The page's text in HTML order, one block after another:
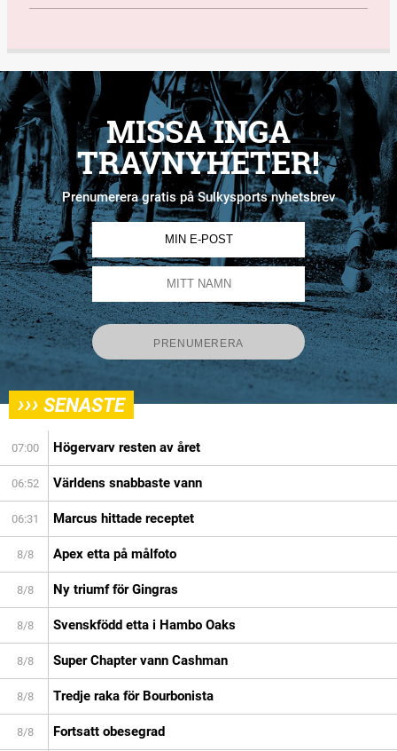
MISSA INGA
TRAVNYHETER!
Prenumerera gratis på Sulkysports nyhetsbrev
››› SENASTE
07:00 Högervarv resten av året
06:52 Världens snabbaste vann
06:31 Marcus hittade receptet
8/8 Apex etta på målfoto
8/8 Ny triumf för Gingras
8/8 Svenskfödd etta i Hambo Oaks
8/8 Super Chapter vann Cashman
8/8 Tredje raka för Bourbonista
8/8 Fortsatt obesegrad